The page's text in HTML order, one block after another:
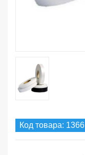
Код товара: 1366